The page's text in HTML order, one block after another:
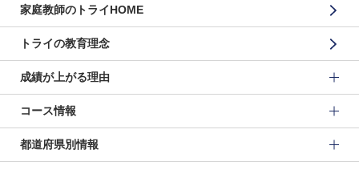
家庭教師のトライHOME
トライの教育理念
成績が上がる理由
コース情報
都道府県別情報